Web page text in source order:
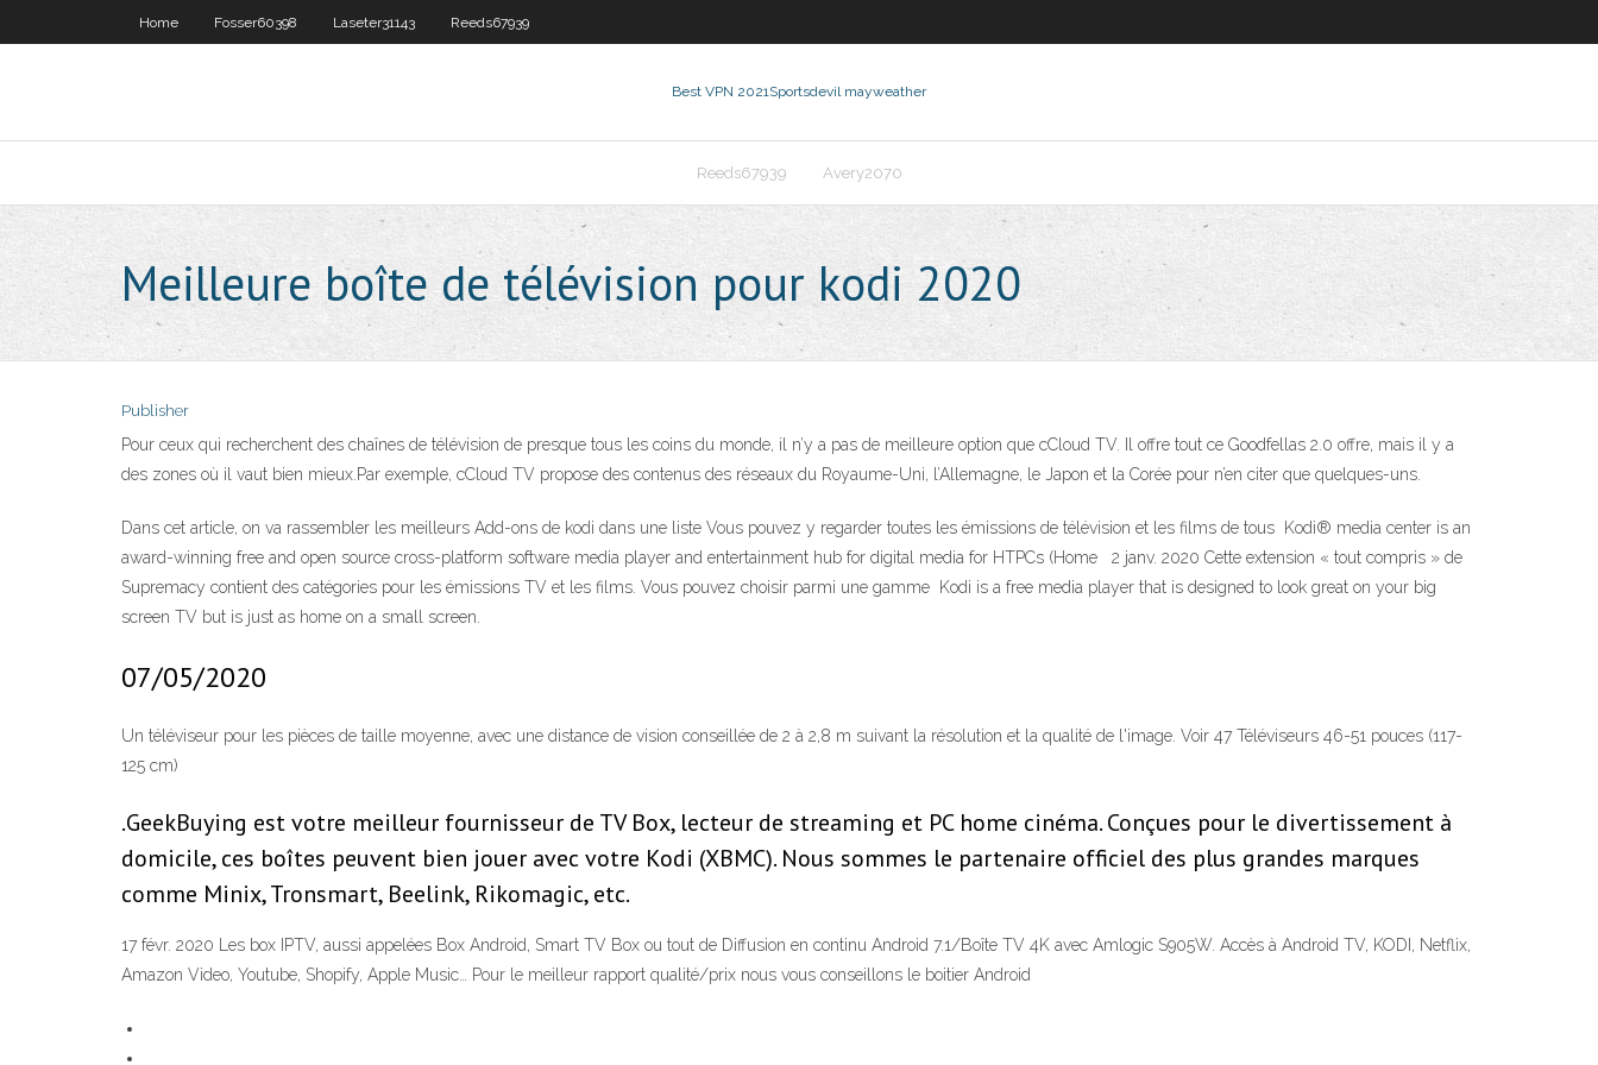
Home Fosser60398 Laseter31143 Reeds67939
Best VPN 2021Sportsdevil mayweather
Reeds67939 Avery2070
Meilleure boîte de télévision pour kodi 2020
Publisher
Pour ceux qui recherchent des chaînes de télévision de presque tous les coins du monde, il n’y a pas de meilleure option que cCloud TV. Il offre tout ce Goodfellas 2.0 offre, mais il y a
des zones où il vaut bien mieux.Par exemple, cCloud TV propose des contenus des réseaux du Royaume-Uni, l’Allemagne, le Japon et la Corée pour n’en citer que quelques-uns.
Dans cet article, on va rassembler les meilleurs Add-ons de kodi dans une liste Vous pouvez y regarder toutes les émissions de télévision et les films de tous Kodi® media center is an
award-winning free and open source cross-platform software media player and entertainment hub for digital media for HTPCs (Home 2 janv. 2020 Cette extension « tout compris » de
Supremacy contient des catégories pour les émissions TV et les films. Vous pouvez choisir parmi une gamme Kodi is a free media player that is designed to look great on your big
screen TV but is just as home on a small screen.
07/05/2020
Un téléviseur pour les pièces de taille moyenne, avec une distance de vision conseillée de 2 à 2,8 m suivant la résolution et la qualité de l'image. Voir 47 Téléviseurs 46-51 pouces (117-
125 cm)
.GeekBuying est votre meilleur fournisseur de TV Box, lecteur de streaming et PC home cinéma. Conçues pour le divertissement à
domicile, ces boîtes peuvent bien jouer avec votre Kodi (XBMC). Nous sommes le partenaire officiel des plus grandes marques
comme Minix, Tronsmart, Beelink, Rikomagic, etc.
17 févr. 2020 Les box IPTV, aussi appelées Box Android, Smart TV Box ou tout de Diffusion en continu Android 7.1/Boîte TV 4K avec Amlogic S905W. Accès à Android TV, KODI, Netflix,
Amazon Video, Youtube, Shopify, Apple Music… Pour le meilleur rapport qualité/prix nous vous conseillons le boitier Android